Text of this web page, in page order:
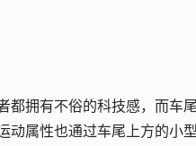
都拥有不俗的科技感，而车
动属性也通过车尾上方的小